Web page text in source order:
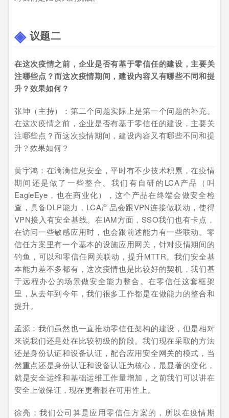
议题二
在这次疫情之前，企业是否有基于零信任的建设，主要关
注哪些点？而这次疫情期间，建设内容又有哪些不同和提
升？效果如何？
张坤（主持）：第二个问题实际上是第一个问题的补充。
在这次疫情之前，企业是否有基于零信任的建设，主要关
注哪些点？而这次疫情期间，建设内容又有哪些不同和提
升？效果如何？
黄宇鸿：在滴滴信息安全，平时有不少技术积累，在疫情
期间还是做了一些整合。我们有自研的LCA产品（叫
EagleEye，也在商业化），这个产品在终端会做安全检
查，具备DLP能力，LCA产品会跟VPN连接做联动，使得
VPN接入有安全基线。在IAM方面，SSO我们也有卡点，
在访问一些敏感应用时，也会跟前述能力有一些联动。零
信任方案里有一个基本的设施应用网关，针对疫情期间的
钓鱼，可以和零信任网关联动，提升MTTR。我们安全基
本能力差不多都有，这次疫情也是比较好的契机，我们基
于远程办公的场景做安全能力整合。在零信任这套框架
里，从去年到今年，我们很多工作都是在做能力的整合和
提升。
孟源：我们虽然也一直推动零信任架构的建设，但是相对
来说我们还是处在比较初级的阶段。我们现在采取的方法
还是身份认证和设备认证，配合应用安全网关的模式，当
然重点还是身份认证和设备认证为核心，最显著的变化，
就是安全运维和基础运维工作量增加，之前我们可以讲在
安全上做保证，现在更着眼在可用性上。
徐亮：我们公司算是应用零信任方案的，所以在疫情期